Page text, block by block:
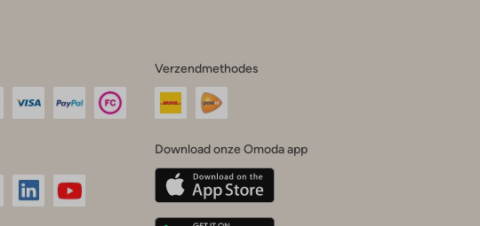
Verzendmethodes
Download onze Omoda app